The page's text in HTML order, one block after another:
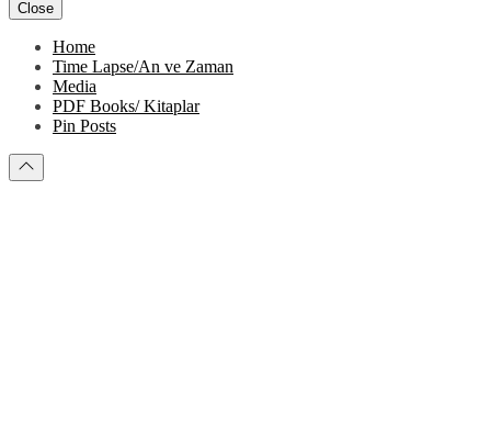
Close
Home
Time Lapse/An ve Zaman
Media
PDF Books/ Kitaplar
Pin Posts